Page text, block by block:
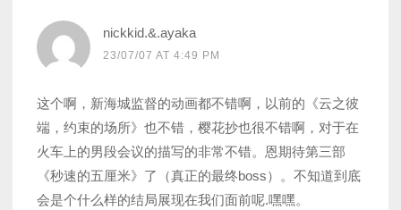
nickkid.&.ayaka
23/07/07 AT 4:49 PM
这个啊，新海城监督的动画都不错啊，以前的《云之彼
端，约束的场所》也不错，樱花抄也很不错啊，对于在
火车上的男段会议的描写的非常不错。恩期待第三部
《秒速的五厘米》了（真正的最终boss）。不知道到底
会是个什么样的结局展现在我们面前呢.嘿嘿。